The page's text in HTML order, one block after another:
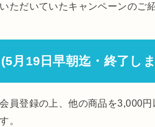
ただいていたキャンペーンのご紹
月19日早朝迄・終了し
員登録の上、他の商品を3,000
。